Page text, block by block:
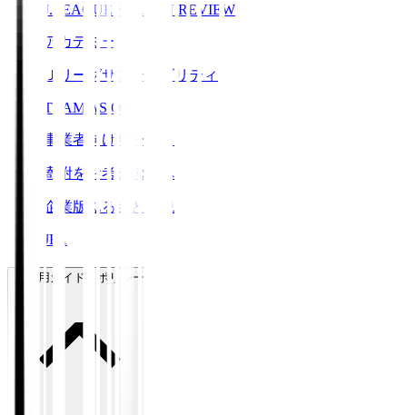
J.LEAGUE SEASON REVIEW
アカデミー
Ｊリーグサステナビリティ
TEAM AS ONE
事業者向けサービス
寄附をお考えの方へ
企業版ふるさと納税
JFA
ご利用ガイド・ポリシー